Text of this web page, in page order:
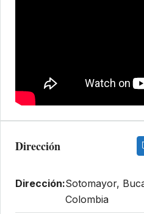
Dirección
Dirección:Sotomayor,
Colombia